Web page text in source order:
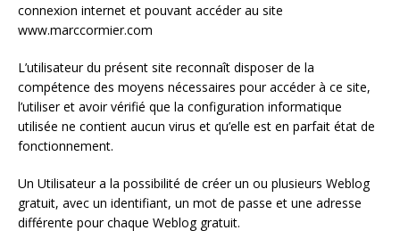
connexion internet et pouvant accéder au site
www.marccormier.com
L’utilisateur du présent site reconnaît disposer de la
compétence des moyens nécessaires pour accéder à ce site,
l’utiliser et avoir vérifié que la configuration informatique
utilisée ne contient aucun virus et qu’elle est en parfait état de
fonctionnement.
Un Utilisateur a la possibilité de créer un ou plusieurs Weblog
gratuit, avec un identifiant, un mot de passe et une adresse
différente pour chaque Weblog gratuit.